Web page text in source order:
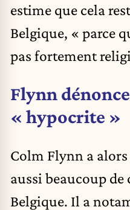
estime que cela
Belgique, « parce
pas fortement
Flynn
« hypocrite »
Colm Flynn a
aussi beaucoup de
Belgique. Il a